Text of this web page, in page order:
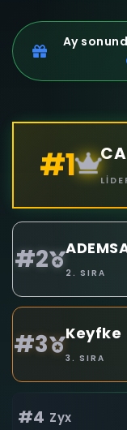
Ay
#1
#2 2. SIRA
#3 Keyfke
3. SIRA
#4 Zyx